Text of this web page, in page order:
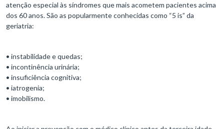
atenção especial às síndromes que mais acometem pacientes acima
dos 60 anos. São as popularmente conhecidas como “5 is” da
geriatria:
• instabilidade e quedas;
• incontinência urinária;
• insuficiência cognitiva;
• iatrogenia;
• imobilismo.